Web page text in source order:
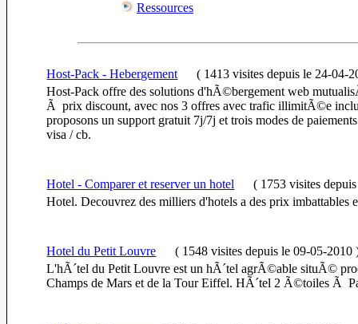
Ressources
Host-Pack - Hebergement( 1413 visitesdepuis le 24-04-
Host-Pack offre des solutions d'hÃ©bergement web
Ã prix discount, avec nos 3 offres avec trafic illimitÃ©e
proposons un support gratuit 7j/7j et trois modes de
visa / cb.
Hotel - Comparer et reserver un hotel ( 1753 visites
Hotel. Decouvrez des milliers d'hotels a des prix imbattables
Hotel du Petit Louvre ( 1548 visitesdepuis le 09-05-2010
L'hÃ´tel du Petit Louvre est un hÃ´tel agrÃ©able situÃ©
Champs de Mars et de la Tour Eiffel. HÃ´tel 2 Ã©toiles Ã